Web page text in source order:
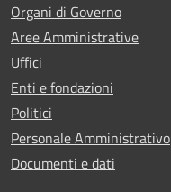
Organi di Governo
Aree Amministrative
Uffici
Enti e fondazioni
Politici
Personale Amministrativo
Documenti e dati